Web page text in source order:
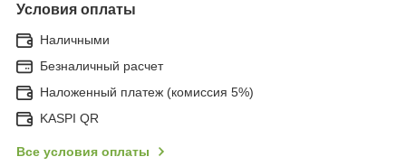
Условия оплаты
Наличными
Безналичный расчет
Наложенный платеж (комиссия 5%)
KASPI QR
Все условия оплаты